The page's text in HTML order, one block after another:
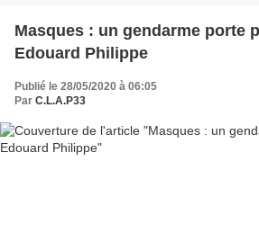
Masques : un gendarme porte
Edouard Philippe
Publié le 28/05/2020 à 06:05
Par C.L.A.P33